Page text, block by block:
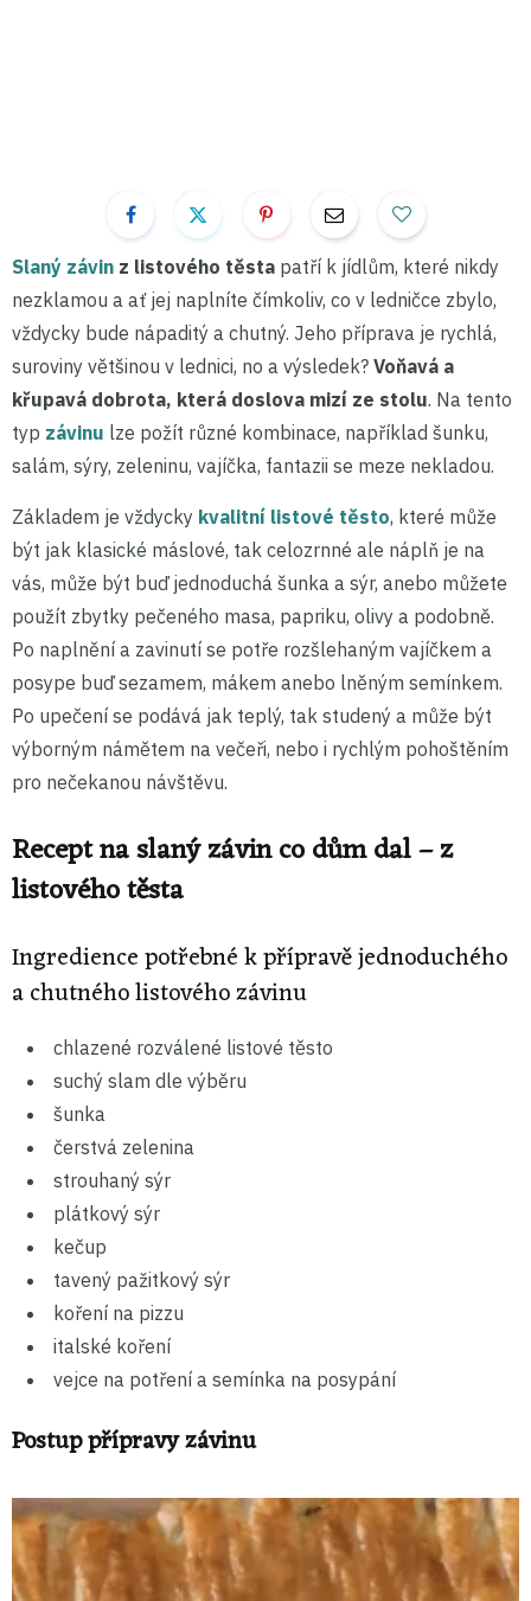
Slaný závin z listového těsta patří k jídlům, které nikdy
nezklamou a ať jej naplníte čímkoliv, co v ledničce zbylo,
vždycky bude nápaditý a chutný. Jeho příprava je rychlá,
suroviny většinou v lednici, no a výsledek? Voňavá a
křupavá dobrota, která doslova mizí ze stolu. Na tento
typ závinu lze požít různé kombinace, například šunku,
salám, sýry, zeleninu, vajíčka, fantazii se meze nekladou.
Základem je vždycky kvalitní listové těsto, které může
být jak klasické máslové, tak celozrnné ale náplň je na
vás, může být buď jednoduchá šunka a sýr, anebo můžete
použít zbytky pečeného masa, papriku, olivy a podobně.
Po naplnění a zavinutí se potře rozšlehaným vajíčkem a
posype buď sezamem, mákem anebo lněným semínkem.
Po upečení se podává jak teplý, tak studený a může být
výborným námětem na večeři, nebo i rychlým pohoštěním
pro nečekanou návštěvu.
Recept na slaný závin co dům dal – z
listového těsta
Ingredience potřebné k přípravě jednoduchého
a chutného listového závinu
chlazené rozválené listové těsto
suchý slam dle výběru
šunka
čerstvá zelenina
strouhaný sýr
plátkový sýr
kečup
tavený pažitkový sýr
koření na pizzu
italské koření
vejce na potření a semínka na posypání
Postup přípravy závinu